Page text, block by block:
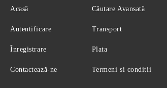
Acasă
Autentificare
Înregistrare
Contactează-ne
Căutare Avansată
Transport
Plata
Termeni si conditii